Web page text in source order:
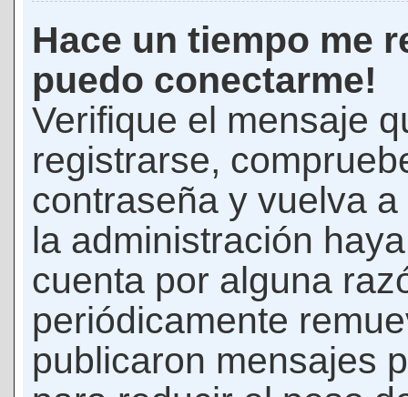
Hace un tiempo me
puedo conectarme!
Verifique el mensaje
registrarse,
contraseña y vuelva
la administración
cuenta por alguna
periódicamente
publicaron mensajes